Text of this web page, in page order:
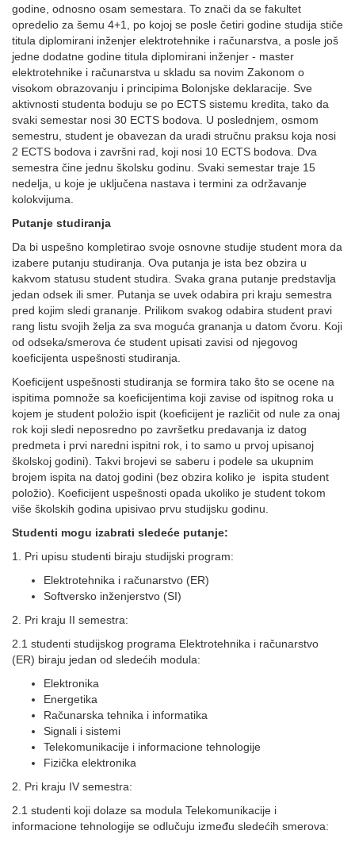
godine, odnosno osam semestara. To znači da se fakultet
opredelio za šemu 4+1, po kojoj se posle četiri godine studija stiče
titula diplomirani inženjer elektrotehnike i računarstva, a posle još
jedne dodatne godine titula diplomirani inženjer - master
elektrotehnike i računarstva u skladu sa novim Zakonom o
visokom obrazovanju i principima Bolonjske deklaracije. Sve
aktivnosti studenta boduju se po ECTS sistemu kredita, tako da
svaki semestar nosi 30 ECTS bodova. U poslednjem, osmom
semestru, student je obavezan da uradi stručnu praksu koja nosi
2 ECTS bodova i završni rad, koji nosi 10 ECTS bodova. Dva
semestra čine jednu školsku godinu. Svaki semestar traje 15
nedelja, u koje je uključena nastava i termini za održavanje
kolokvijuma.
Putanje studiranja
Da bi uspešno kompletirao svoje osnovne studije student mora da
izabere putanju studiranja. Ova putanja je ista bez obzira u
kakvom statusu student studira. Svaka grana putanje predstavlja
jedan odsek ili smer. Putanja se uvek odabira pri kraju semestra
pred kojim sledi grananje. Prilikom svakog odabira student pravi
rang listu svojih želja za sva moguća grananja u datom čvoru. Koji
od odseka/smerova će student upisati zavisi od njegovog
koeficijenta uspešnosti studiranja.
Koeficijent uspešnosti studiranja se formira tako što se ocene na
ispitima pomnože sa koeficijentima koji zavise od ispitnog roka u
kojem je student položio ispit (koeficijent je različit od nule za onaj
rok koji sledi neposredno po završetku predavanja iz datog
predmeta i prvi naredni ispitni rok, i to samo u prvoj upisanoj
školskoj godini). Takvi brojevi se saberu i podele sa ukupnim
brojem ispita na datoj godini (bez obzira koliko je ispita student
položio). Koeficijent uspešnosti opada ukoliko je student tokom
više školskih godina upisivao prvu studijsku godinu.
Studenti mogu izabrati sledeće putanje:
1. Pri upisu studenti biraju studijski program:
Elektrotehnika i računarstvo (ER)
Softversko inženjerstvo (SI)
2. Pri kraju II semestra:
2.1 studenti studijskog programa Elektrotehnika i računarstvo
(ER) biraju jedan od sledećih modula:
Elektronika
Energetika
Računarska tehnika i informatika
Signali i sistemi
Telekomunikacije i informacione tehnologije
Fizička elektronika
2. Pri kraju IV semestra:
2.1 studenti koji dolaze sa modula Telekomunikacije i
informacione tehnologije se odlučuju između sledećih smerova: